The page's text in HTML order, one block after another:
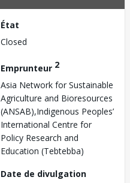
État
Closed
Emprunteur 2
Asia Network for Sustainable
Agriculture and Bioresources
(ANSAB),Indigenous Peoples’
International Centre for
Policy Research and
Education (Tebtebba)
Date de divulgation